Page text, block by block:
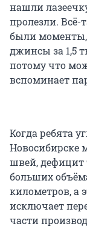
нашли
пролезли. Всё-
были моменты,
джинсы за 1,5
потому что
вспоминает
Когда ребята
Новосибирске
швей, дефицит
больших
километров, а
исключает
части